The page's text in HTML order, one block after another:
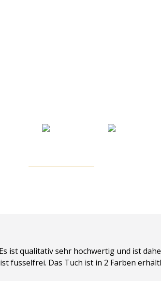
ist qualitativ sehr hochwertig und ist
fusselfrei. Das Tuch ist in 2 Farben